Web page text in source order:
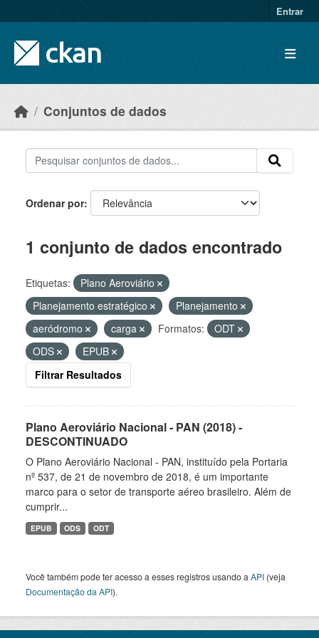
Entrar
Conjuntos de dados
Ordenar por
1 conjunto de dados encontrado
Etiquetas:
Plano Aeroviário
Planejamento estratégico
Planejamento
aeródromo
carga Formatos:
ODT
ODS
EPUB
Filtrar Resultados
Plano Aeroviário Nacional - PAN (2018) -
DESCONTINUADO
O Plano Aeroviário Nacional - PAN, instituído pela Portaria
nº 537, de 21 de novembro de 2018, é um importante
marco para o setor de transporte aéreo brasileiro. Além de
cumprir...
EPUB ODS ODT
Você também pode ter acesso a esses registros usando a API (veja
Documentação da API).